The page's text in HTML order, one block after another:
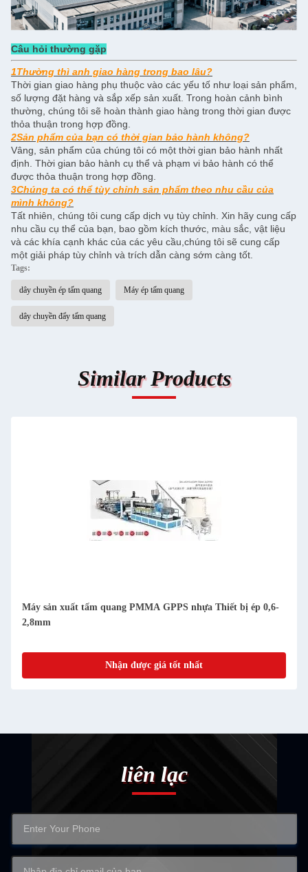
Câu hỏi thường gặp
1Thường thì anh giao hàng trong bao lâu?
Thời gian giao hàng phụ thuộc vào các yếu tố như loại sản phẩm,
số lượng đặt hàng và sắp xếp sản xuất. Trong hoàn cảnh bình
thường, chúng tôi sẽ hoàn thành giao hàng trong thời gian được
thỏa thuận trong hợp đồng.
2Sản phẩm của bạn có thời gian bảo hành không?
Vâng, sản phẩm của chúng tôi có một thời gian bảo hành nhất
định. Thời gian bảo hành cụ thể và phạm vi bảo hành có thể
được thỏa thuận trong hợp đồng.
3Chúng ta có thể tùy chỉnh sản phẩm theo nhu cầu của
mình không?
Tất nhiên, chúng tôi cung cấp dịch vụ tùy chỉnh. Xin hãy cung cấp
nhu cầu cụ thể của bạn, bao gồm kích thước, màu sắc, vật liệu
và các khía cạnh khác của các yêu cầu,chúng tôi sẽ cung cấp
một giải pháp tùy chỉnh và trích dẫn càng sớm càng tốt.
Tags:
dây chuyền ép tấm quang Máy ép tấm quang
dây chuyền đẩy tấm quang
Similar Products
Máy sản xuất tấm quang PMMA GPPS nhựa Thiết bị ép 0,6-
2,8mm
Nhận được giá tốt nhất
liên lạc